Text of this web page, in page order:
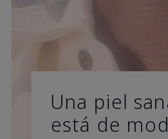
Una piel
está de